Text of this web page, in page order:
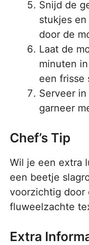
Snijd de
stukjes
door de
Laat de
minuten
een frisse
Serveer
garneer
Chef’s Tip
Wil je een extra
een beetje
voorzichtig door
fluweelzachte
Extra